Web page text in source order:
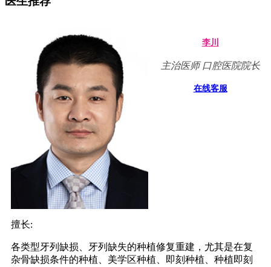
李川
主治医师 口腔医院院长
在线客服
擅长:
各类型牙列缺损、牙列缺失的种植修复重建，尤其是在复
杂骨缺损条件的种植、美学区种植、即刻种植、种植即刻